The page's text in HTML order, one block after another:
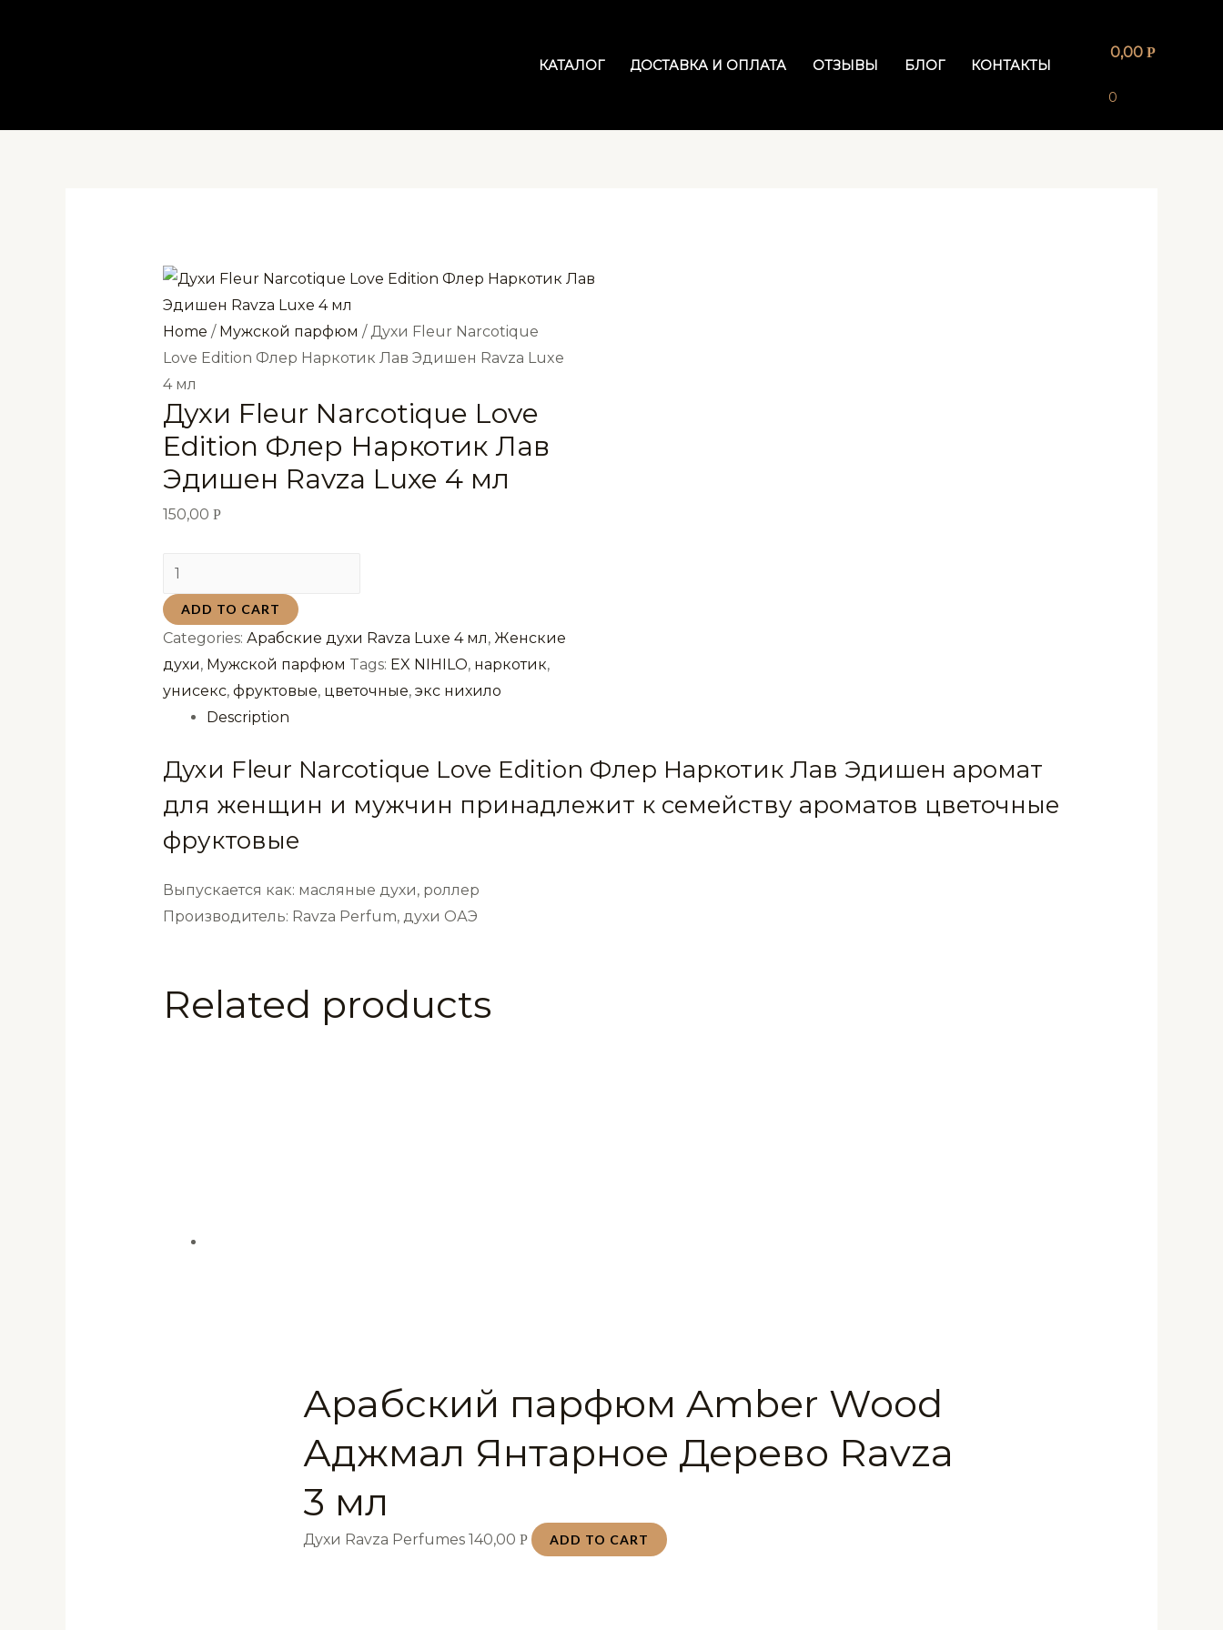
КАТАЛОГ ДОСТАВКА И ОПЛАТА ОТЗЫВЫ БЛОГ КОНТАКТЫ
0,00 Р
0
Home / Мужской парфюм / Духи Fleur Narcotique
Love Edition Флер Наркотик Лав Эдишен Ravza Luxe
4 мл
Духи Fleur Narcotique Love
Edition Флер Наркотик Лав
Эдишен Ravza Luxe 4 мл
150,00 Р
Духи
Fleur
Narcotique
Love
Edition
Флер
Наркотик
Эдишен
Ravza
Luxe
мл
quantity
ADD TO CART
Categories: Арабские духи Ravza Luxe 4 мл, Женские
духи, Мужской парфюм Tags: EX NIHILO, наркотик,
унисекс, фруктовые, цветочные, экс нихило
Description
Духи Fleur Narcotique Love Edition Флер Наркотик Лав Эдишен аромат
для женщин и мужчин принадлежит к семейству ароматов цветочные
фруктовые
Выпускается как: масляные духи, роллер
Производитель: Ravza Perfum, духи ОАЭ
Related products
Арабский парфюм Amber Wood
Аджмал Янтарное Дерево Ravza
3 мл
Духи Ravza Perfumes140,00Р ADD TO CART